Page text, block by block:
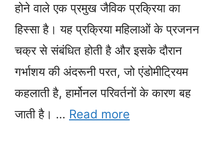
होने वाले एक प्रमुख जैविक प्रक्रिया का
हिस्सा है। यह प्रक्रिया महिलाओं के प्रजनन
चक्र से संबंधित होती है और इसके दौरान
गर्भाशय की अंदरूनी परत, जो एंडोमीट्रियम
कहलाती है, हार्मोनल परिवर्तनों के कारण बह
जाती है। … Read more